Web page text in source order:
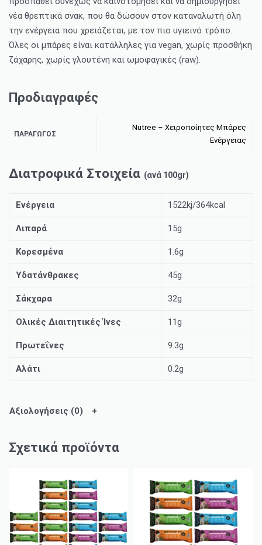
νέα θρεπτικά σνακ, που θα δώσουν στον καταναλωτή όλη
την ενέργεια που χρειάζεται, με τον πιο υγιεινό τρόπο.
Όλες οι μπάρες είναι κατάλληλες για vegan, χωρίς προσθήκη
ζάχαρης, χωρίς γλουτένη και ωμοφαγικές (raw).
Προδιαγραφές
ΠΑΡΑΓΩΓΌΣ
Nutree – Χειροποίητες Μπάρες
Ενέργειας
Διατροφικά Στοιχεία (ανά 100gr)
Ενέργεια 1522kj/364kcal
Λιπαρά 15g
Κορεσμένα 1.6g
Υδατάνθρακες 45g
Σάκχαρα 32g
Ολικές Διαιτητικές Ίνες 11g
Πρωτεΐνες 9.3g
Αλάτι 0.2g
Αξιολογήσεις (0)
Σχετικά προϊόντα